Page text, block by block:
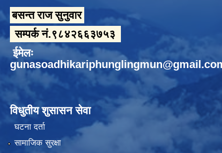
बसन्त राज सुनुवार
सम्पर्क नं.९८४२६६३७५३
ईमेलः
विधुतीय शुसासन सेवा
घटना दर्ता
सामाजिक सुरक्षा